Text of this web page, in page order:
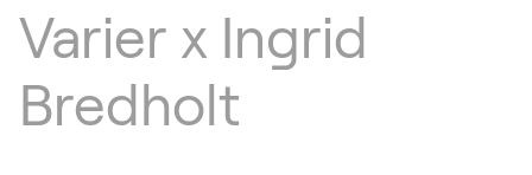
Varier x Ingrid
Bredholt